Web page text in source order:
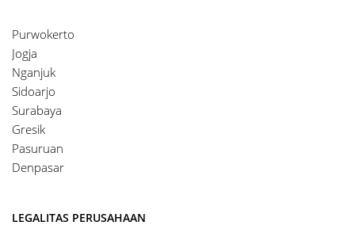
Purwokerto
Jogja
Nganjuk
Sidoarjo
Surabaya
Gresik
Pasuruan
Denpasar
LEGALITAS PERUSAHAAN